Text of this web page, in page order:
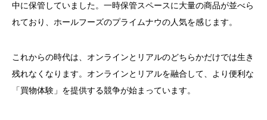
中に保管していました。一時保管スペースに大量の商品が並べら
れており、ホールフーズのプライムナウの人気を感じます。
これからの時代は、オンラインとリアルのどちらかだけでは生き
残れなくなります。オンラインとリアルを融合して、より便利な
「買物体験」を提供する競争が始まっています。